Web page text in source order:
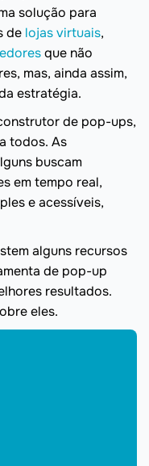
solução para
de lojas virtuais,
que não
mas, ainda assim,
estratégia.
de pop-ups,
todos. As
buscam
em tempo real,
e acessíveis,
alguns recursos
de pop-up
resultados.
eles.